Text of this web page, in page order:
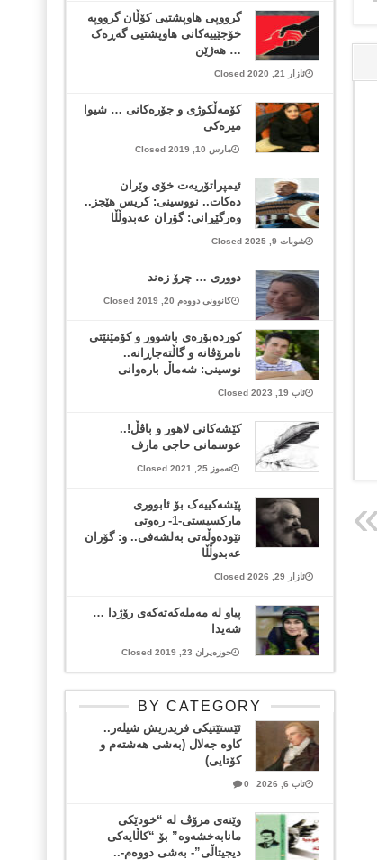
گرووپی هاوپشتیی کۆڵان گرووپە
خۆجێییەکانی هاوپشتیی گەڕەک
… هەژێن
ئازار 21, 2020 Closed
كۆمەڵكوژی و جۆرەكانی … شیوا
میرەكی
مارس 10, 2019 Closed
ئیمپراتۆریەت خۆی وێران
دەکات.. نووسینی: کریس هێجز..
وەرگێڕانی: گۆران عەبدوڵڵا
شوبات 9, 2025 Closed
دووری … چرۆ زه‌ند
کانوونی دووەم 20, 2019 Closed
کوردەبۆرەی باشوور و کۆمێنێتی
نامرۆڤانە و گاڵتەجاڕانە..
نوسینی: شەماڵ بارەوانی
ئاب 19, 2023 Closed
کێشەکانی لاهور و باڤڵ!..
عوسمانی حاجی مارف
تەموز 25, 2021 Closed
پێشەکییەک بۆ ئابووری
مارکسیستی-1- رەوتی
نێودەوڵەتی بەلشەفی.. و: گۆران
عەبدوڵڵا
ئازار 29, 2026 Closed
پیاو له‌ مه‌مله‌که‌ته‌که‌ی رۆژدا …
شه‌یدا
حوزەیران 23, 2019 Closed
BY CATEGORY
ئێستێتیکی فریدریش شیلەر..
کاوە جەلال (بەشی هەشتەم و
کۆتایی)
ئاب 6, 2026 0
وێنەی مرۆڤ لە “خودێکی
مانابەخشەوە” بۆ “کاڵایەکی
دیجیتاڵی”- بەشی دووەم-..